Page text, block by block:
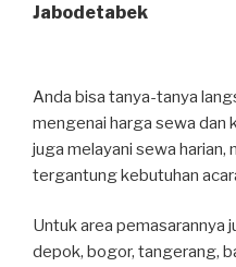
Jabodetabek
Anda bisa tanya-tanya
mengenai harga sewa dan
juga melayani sewa harian,
tergantung kebutuhan
Untuk area pemasarannya
depok, bogor, tangerang,